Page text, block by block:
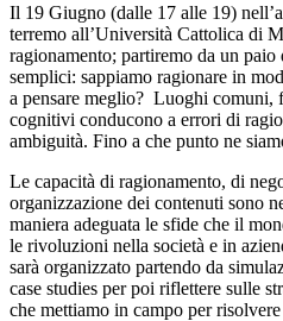
Il 19 Giugno (dalle 17 alle 19)
terremo all’Università Cattolica di
ragionamento; partiremo da un paio
semplici: sappiamo ragionare in
a pensare meglio? Luoghi comuni,
cognitivi conducono a errori di
ambiguità. Fino a che punto ne
Le capacità di ragionamento, di
organizzazione dei contenuti sono
maniera adeguata le sfide che il
le rivoluzioni nella società e in
sarà organizzato partendo da
case studies per poi riflettere sulle
che mettiamo in campo per